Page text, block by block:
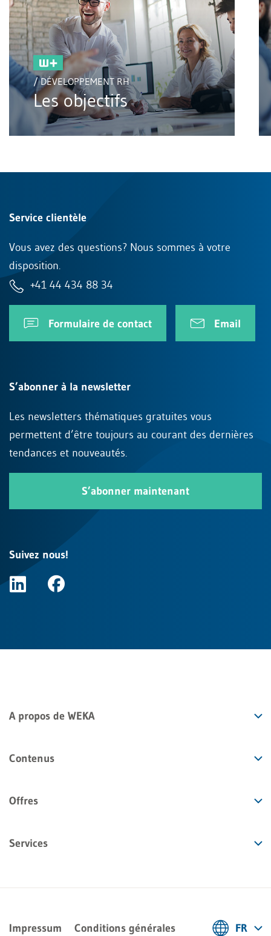
/ DÉVELOPPEMENT RH
Les objectifs
Service clientèle
Vous avez des questions? Nous sommes à votre
disposition.
+41 44 434 88 34
Formulaire de contact Email
S’abonner à la newsletter
Les newsletters thématiques gratuites vous
permettent d’être toujours au courant des dernières
tendances et nouveautés.
S’abonner maintenant
Suivez nous!
A propos de WEKA
Contenus
Offres
Services
Impressum Conditions générales FR